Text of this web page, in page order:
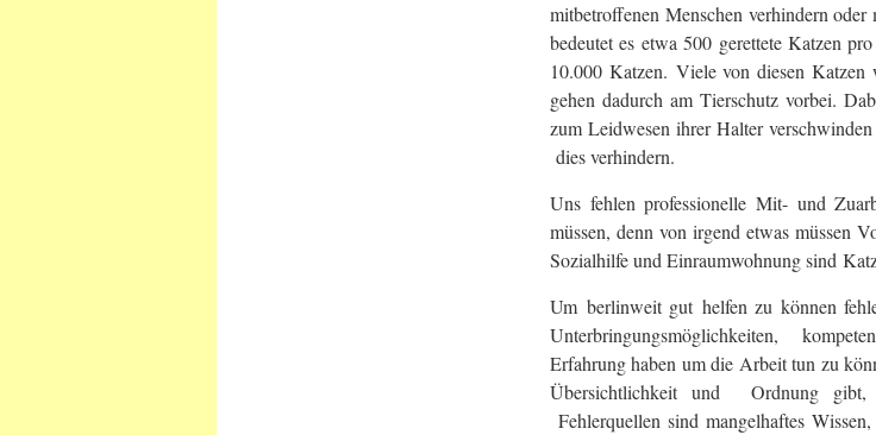
mitbetroffenen Menschen verhindern
bedeutet es etwa 500 gerettete Katzen
10.000 Katzen. Viele von diesen
gehen dadurch am Tierschutz vorbei.
zum Leidwesen ihrer Halter
dies verhindern.
Uns fehlen professionelle Mit- und
müssen, denn von irgend etwas müssen
Sozialhilfe und Einraumwohnung sind
Um berlinweit gut helfen zu können
Unterbringungsmöglichkeiten,
Erfahrung haben um die Arbeit tun zu
Übersichtlichkeit und Ordnung gibt,
Fehlerquellen sind mangelhaftes